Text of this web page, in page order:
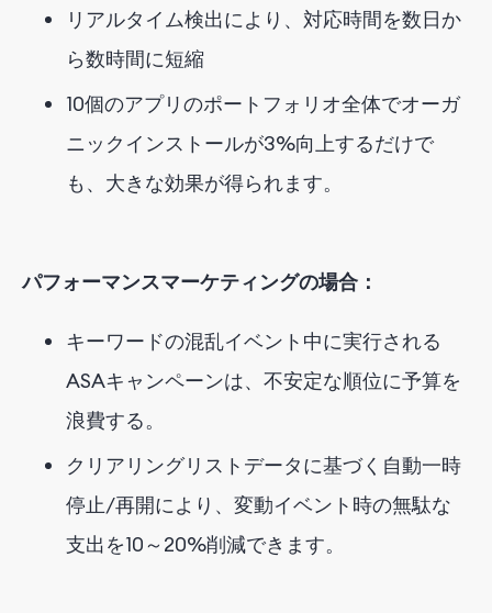
リアルタイム検出により、対応時間を数日か
ら数時間に短縮
10個のアプリのポートフォリオ全体でオーガ
ニックインストールが3%向上するだけで
も、大きな効果が得られます。
パフォーマンスマーケティングの場合：
キーワードの混乱イベント中に実行される
ASAキャンペーンは、不安定な順位に予算を
浪費する。
クリアリングリストデータに基づく自動一時
停止/再開により、変動イベント時の無駄な
支出を10～20%削減できます。